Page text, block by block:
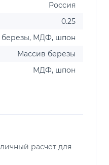
Россия
0.25
березы, МДФ, шпон
Массив березы
МДФ, шпон
расчет для